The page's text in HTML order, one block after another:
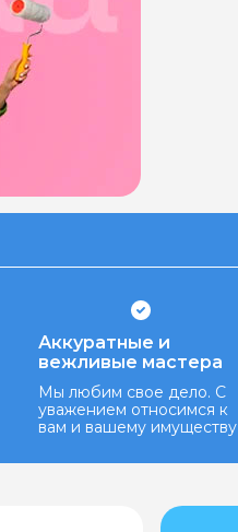
Аккуратные и
вежливые мастера
Мы любим свое дело. С
уважением относимся к
вам и вашему имуществу